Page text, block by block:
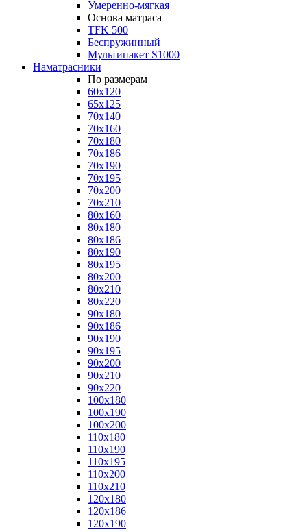
Умеренно-мягкая
Основа матраса
TFK 500
Беспружинный
Мультипакет S1000
Наматрасники
По размерам
60x120
65x125
70x140
70x160
70x180
70x186
70x190
70x195
70x200
70x210
80x160
80x180
80x186
80x190
80x195
80x200
80x210
80x220
90x180
90x186
90x190
90x195
90x200
90x210
90x220
100x180
100x190
100x200
110x180
110x190
110x195
110x200
110x210
120x180
120x186
120x190